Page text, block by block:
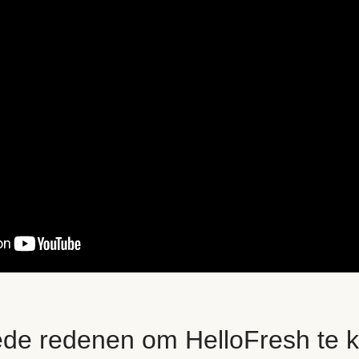
redenen om HelloFresh te